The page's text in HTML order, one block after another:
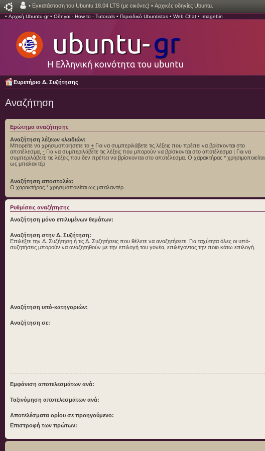
• Εγκατάσταση του Ubuntu 18.04 LTS (με εικόνες) • Αρχικές οδηγίες Ubuntu.
• Αρχική Ubuntu-gr• Οδηγοί - How to - Tutorials • Περιοδικό Ubuntistas • Web Chat • Imagebin
Ευρετήριο Δ. Συζήτησης
Αναζήτηση
Ερώτημα αναζήτησης
Αναζήτηση λέξεων κλειδιών:
Μπορείτε να χρησιμοποιήσετε το + Για να συμπεριλάβετε τις λέξεις που πρέπει να βρίσκονται στο
αποτέλεσμα, - Για να συμπεριλάβετε τις λέξεις που μπορούν να βρίσκονται στο αποτέλεσμα | Για να
συμπεριλάβετε τις λέξεις που δεν πρέπει να βρίσκονται στο αποτέλεσμα. Ο χαρακτήρας * χρησιμοποιείται
ως μπαλαντέρ
Αναζήτηση αποστολέα:
Ο χαρακτήρας * χρησιμοποιείται ως μπαλαντέρ
Ρυθμίσεις αναζήτησης
Αναζήτηση μόνο επιλυμένων θεμάτων:
Αναζήτηση στην Δ. Συζήτηση:
Επιλέξτε την Δ. Συζήτηση ή τις Δ. Συζητήσεις που θέλετε να αναζητήσετε. Για ταχύτητα όλες οι υπό-
συζητήσεις μπορούν να αναζητηθούν με την επιλογή του γονέα, επιλέγοντας την ποιο κάτω επιλογή.
Αναζήτηση υπό-κατηγοριών:
Αναζήτηση σε:
Εμφάνιση αποτελεσμάτων ανά:
Ταξινόμηση αποτελεσμάτων ανά:
Αποτελέσματα ορίου σε προηγούμενο:
Επιστροφή των πρώτων: